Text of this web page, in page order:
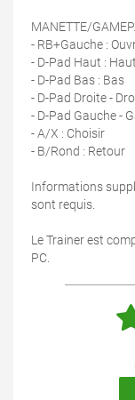
MANETTE/
- RB+Gauche :
- D-Pad Haut : Haut
- D-Pad Bas : Bas
- D-Pad Droite -
- D-Pad Gauche -
- A/X : Choisir
- B/Rond : Retour
Informations
sont requis.
Le Trainer est
PC.